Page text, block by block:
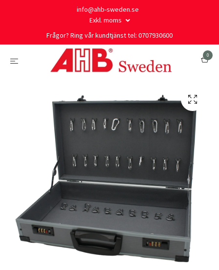
info@ahb-sweden.se
Exkl. moms
Frågor? Ring vår kundtjänst tel: 0707930600
0